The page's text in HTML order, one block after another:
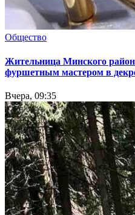
Общество
Жительница Минского
фуршетным мастером в
Вчера, 09:35